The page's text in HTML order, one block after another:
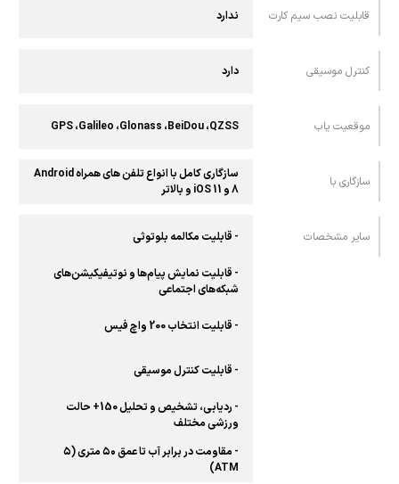
قابلیت نصب سیم کارت ندارد
کنترل موسیقی دارد
موقعیت یاب GPS ،Galileo ،Glonass ،BeiDou ،QZSS
سازگاری با
سازگاری کامل با انواع تلفن های همراه Android
8 و iOS 11 و بالاتر
سایر مشخصات - قابلیت مکالمه بلوتوثی
- قابلیت نمایش پیام‌ها و نوتیفیکیشن‌های
شبکه‌های اجتماعی
- قابلیت انتخاب 200 واچ فیس
- قابلیت کنترل موسیقی
- ردیابی، تشخیص و تحلیل 150+ حالت
ورزشی مختلف
- مقاومت در برابر آب تا عمق ۵۰ متری (۵
ATM)